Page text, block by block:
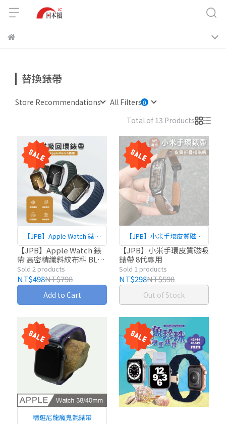
替換錶帶
Store Recommendations
All Filters
Total of 13 Products
【JPB】Apple Watch 錶帶
高密精織斜紋布料 BL
(38/40/41/42/44/45/49)
【JPB】Apple Watch 錶
帶 高密精織斜紋布料 BL
(38/40/41/42/44/45/49)
Sold 2 products
NT$498NT$798
Add to Cart
【JPB】小米手環皮質磁吸
錶帶 8代專用
【JPB】小米手環皮質磁吸
錶帶 8代專用
Sold 1 products
NT$298NT$598
Out of Stock
精選尼龍魔鬼氈錶帶